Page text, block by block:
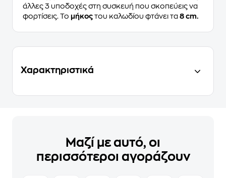
άλλες 3 υποδοχές στη συσκευή που σκοπεύεις να
φορτίσεις. Το μήκος του καλωδίου φτάνει τα 8 cm.
Χαρακτηριστικά
Μαζί με αυτό, οι
περισσότεροι αγοράζουν